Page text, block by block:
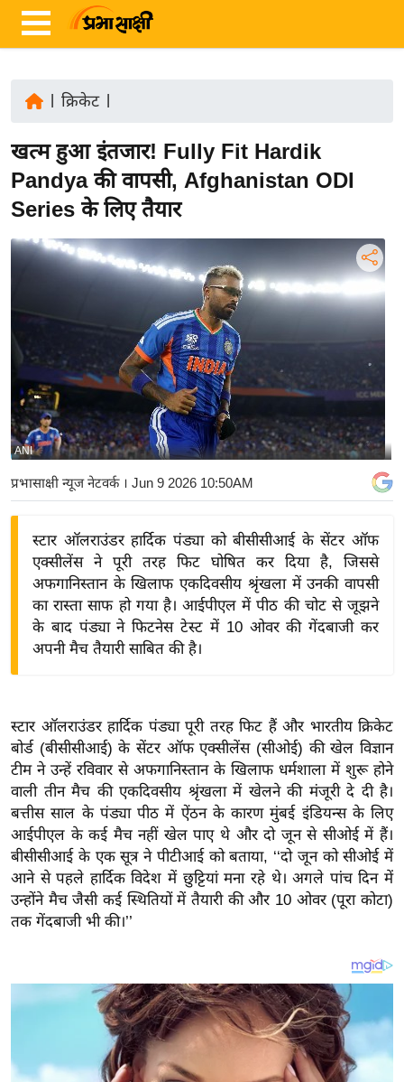
ज़ा
ख
ब
र
रा
त
र्रा
ष्ट्री
य
बि
ज़
ने
द्यो
शे
ष
ज्ञ
रा
य
ब
ज
ट
खे
क्रिकेट|
खत्म हुआ इंतजार! Fully Fit Hardik
Pandya की वापसी, Afghanistan ODI
Series के लिए तैयार
ANI
प्रभासाक्षी न्यूज नेटवर्क। Jun 9 2026 10:50AM
स्टार ऑलराउंडर हार्दिक पंड्या को बीसीसीआई के सेंटर ऑफ
एक्सीलेंस ने पूरी तरह फिट घोषित कर दिया है, जिससे
अफगानिस्तान के खिलाफ एकदिवसीय श्रृंखला में उनकी वापसी
का रास्ता साफ हो गया है। आईपीएल में पीठ की चोट से जूझने
के बाद पंड्या ने फिटनेस टेस्ट में 10 ओवर की गेंदबाजी कर
अपनी मैच तैयारी साबित की है।
स्टार ऑलराउंडर हार्दिक पंड्या पूरी तरह फिट हैं और भारतीय क्रिकेट
बोर्ड (बीसीसीआई) के सेंटर ऑफ एक्सीलेंस (सीओई) की खेल विज्ञान
टीम ने उन्हें रविवार से अफगानिस्तान के खिलाफ धर्मशाला में शुरू होने
वाली तीन मैच की एकदिवसीय श्रृंखला में खेलने की मंजूरी दे दी है।
बत्तीस साल के पंड्या पीठ में ऐंठन के कारण मुंबई इंडियन्स के लिए
आईपीएल के कई मैच नहीं खेल पाए थे और दो जून से सीओई में हैं।
बीसीसीआई के एक सूत्र ने पीटीआई को बताया, ‘‘दो जून को सीओई में
आने से पहले हार्दिक विदेश में छुट्टियां मना रहे थे। अगले पांच दिन में
उन्होंने मैच जैसी कई स्थितियों में तैयारी की और 10 ओवर (पूरा कोटा)
तक गेंदबाजी भी की।’’